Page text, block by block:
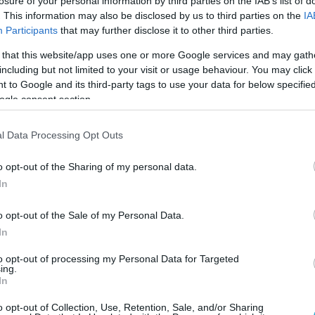
This information may also be disclosed by us to third parties on the
Participants that may further disclose it to other third parties.
that this website/app uses one or more Google services and may
but not limited to your visit or usage behaviour. You may
to Google and its third-party tags to use your data for below
consent section.
Data Processing Opt Outs
opt-out of the Sharing of my personal data.
opt-out of the Sale of my Personal Data.
opt-out of processing my Personal Data for Targeted
opt-out of Collection, Use, Retention, Sale, and/or Sharing
για το μνημείο με τα περισσότερα και πλέον
ψηφιδωτά που διασώζεται στην Κωνσταντινούπολη